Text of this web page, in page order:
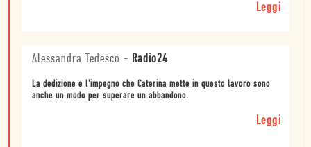
Leggi
Alessandra Tedesco - Radio24
La dedizione e l'impegno che Caterina mette in questo lavoro sono
anche un modo per superare un abbandono.
Leggi